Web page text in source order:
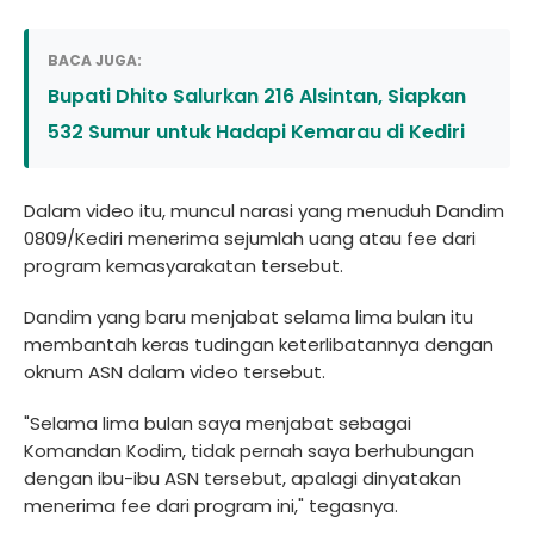
BACA JUGA:
Bupati Dhito Salurkan 216 Alsintan, Siapkan
532 Sumur untuk Hadapi Kemarau di Kediri
Dalam video itu, muncul narasi yang menuduh Dandim
0809/Kediri menerima sejumlah uang atau fee dari
program kemasyarakatan tersebut.
Dandim yang baru menjabat selama lima bulan itu
membantah keras tudingan keterlibatannya dengan
oknum ASN dalam video tersebut.
"Selama lima bulan saya menjabat sebagai
Komandan Kodim, tidak pernah saya berhubungan
dengan ibu-ibu ASN tersebut, apalagi dinyatakan
menerima fee dari program ini," tegasnya.